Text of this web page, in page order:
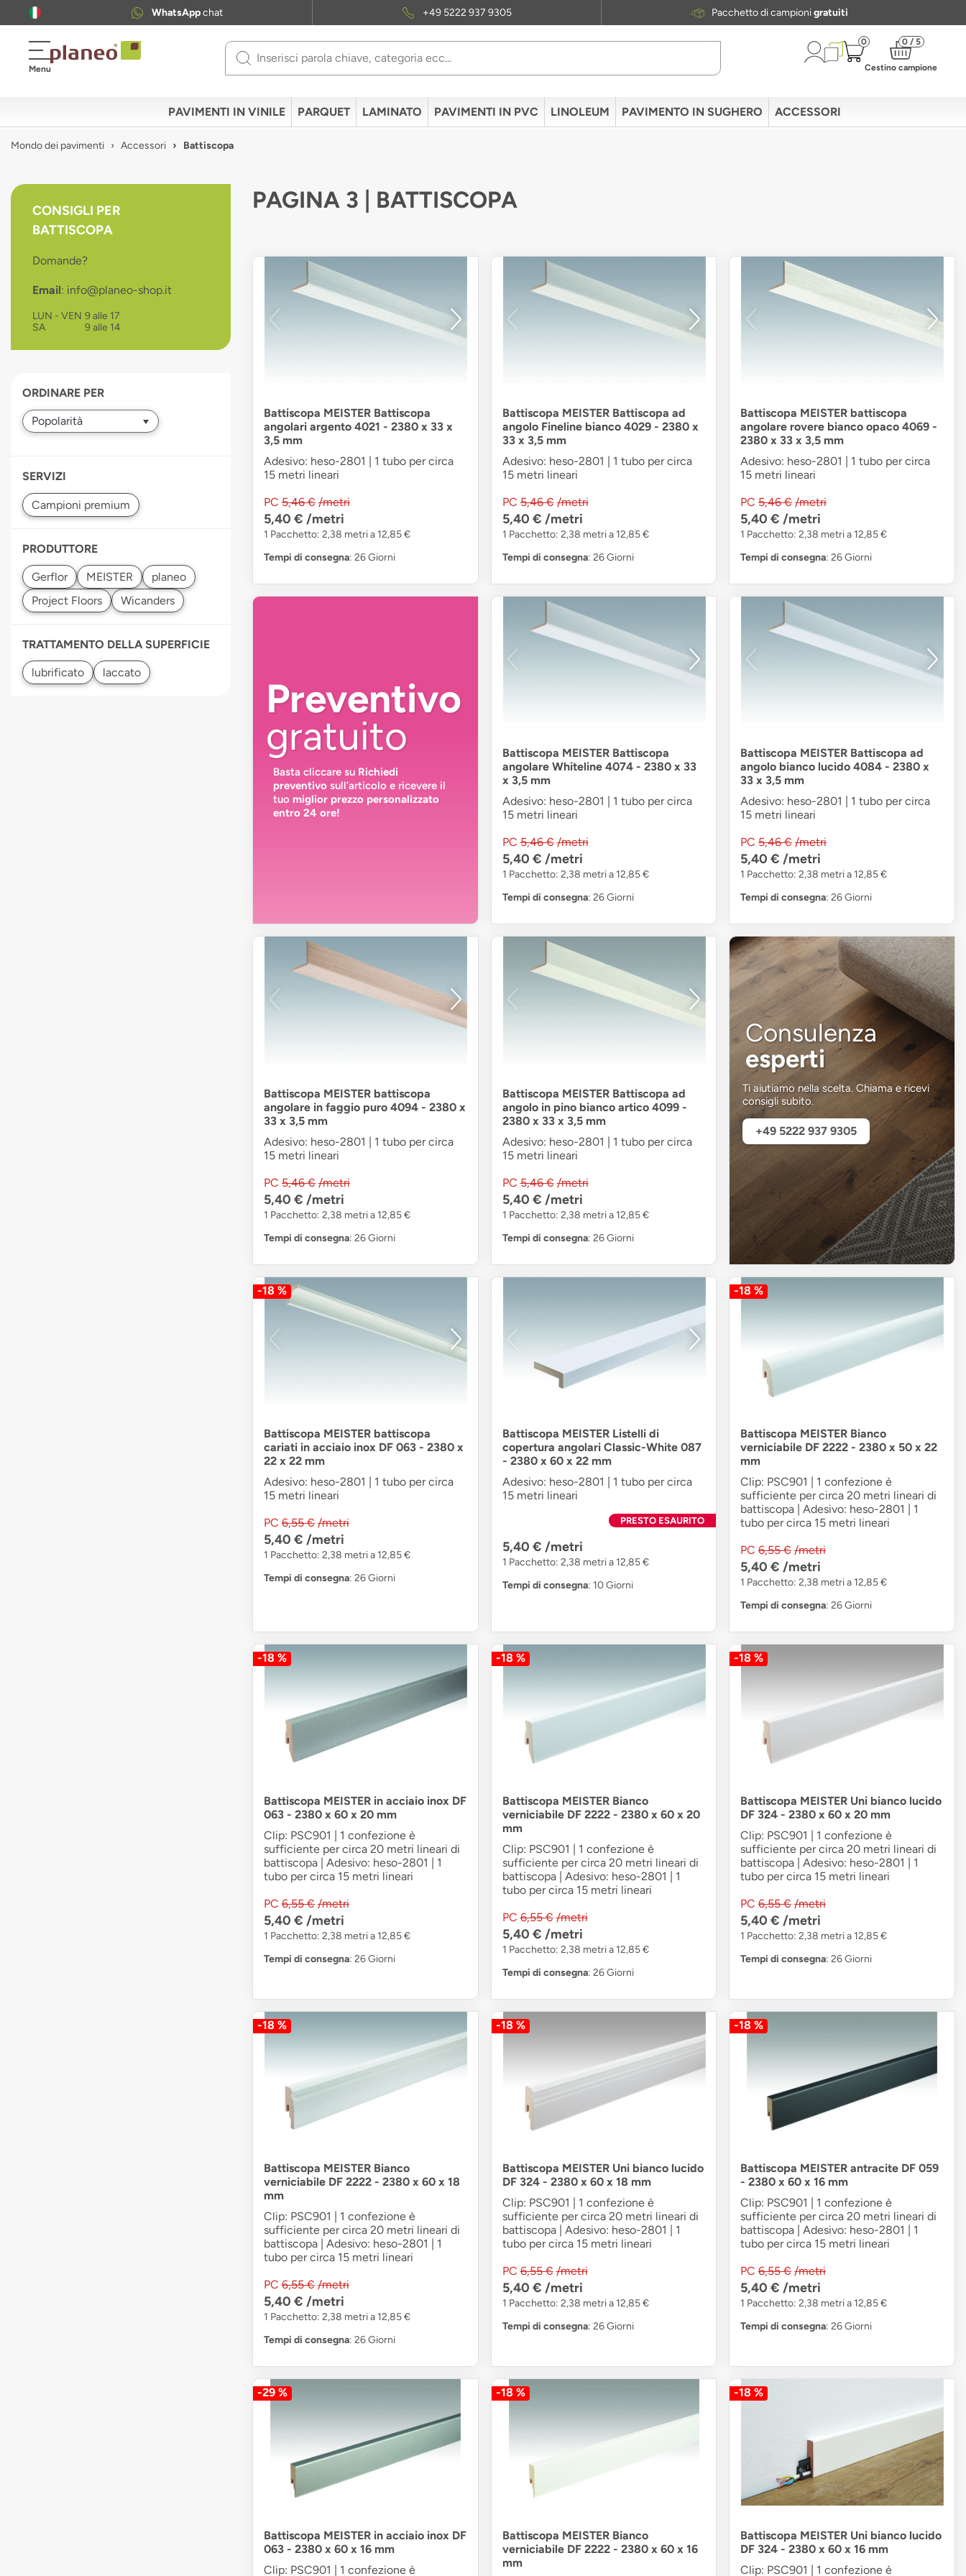
WhatsAppchat +49 5222 937 9305 Pacchetto di campionigratuiti
Menu
Use
down
arrows
Press
gestures.
0 0 / 5
Cestino campione
PAVIMENTI IN VINILE PARQUET LAMINATO PAVIMENTI IN PVC LINOLEUM PAVIMENTO IN SUGHERO ACCESSORI
Mondo dei pavimenti Accessori Battiscopa
CONSIGLI PER
BATTISCOPA
Domande?
Email: info@planeo-shop.it
LUN - VEN 9 alle 17
SA
9 alle 14
ORDINARE PER
SERVIZI
PRODUTTORE
TRATTAMENTO DELLA SUPERFICIE
PAGINA 3 | BATTISCOPA
Battiscopa MEISTER Battiscopa
angolari argento 4021 - 2380 x 33 x
3,5 mm
Adesivo: heso-2801 | 1 tubo per circa
15 metri lineari
PC 5,46 € /metri
5,40 € /metri
1 Pacchetto: 2,38 metri a 12,85 €
Tempi di consegna: 26 Giorni
Battiscopa MEISTER Battiscopa ad
angolo Fineline bianco 4029 - 2380 x
33 x 3,5 mm
Adesivo: heso-2801 | 1 tubo per circa
15 metri lineari
PC 5,46 € /metri
5,40 € /metri
1 Pacchetto: 2,38 metri a 12,85 €
Tempi di consegna: 26 Giorni
Battiscopa MEISTER battiscopa
angolare rovere bianco opaco 4069 -
2380 x 33 x 3,5 mm
Adesivo: heso-2801 | 1 tubo per circa
15 metri lineari
PC 5,46 € /metri
5,40 € /metri
1 Pacchetto: 2,38 metri a 12,85 €
Tempi di consegna: 26 Giorni
Preventivo
gratuito
Basta cliccare su Richiedi
preventivo sull’articolo e ricevere il
tuomiglior prezzo personalizzato
entro 24 ore!
Battiscopa MEISTER Battiscopa
angolare Whiteline 4074 - 2380 x 33
x 3,5 mm
Adesivo: heso-2801 | 1 tubo per circa
15 metri lineari
PC 5,46 € /metri
5,40 € /metri
1 Pacchetto: 2,38 metri a 12,85 €
Tempi di consegna: 26 Giorni
Battiscopa MEISTER Battiscopa ad
angolo bianco lucido 4084 - 2380 x
33 x 3,5 mm
Adesivo: heso-2801 | 1 tubo per circa
15 metri lineari
PC 5,46 € /metri
5,40 € /metri
1 Pacchetto: 2,38 metri a 12,85 €
Tempi di consegna: 26 Giorni
Battiscopa MEISTER battiscopa
angolare in faggio puro 4094 - 2380 x
33 x 3,5 mm
Adesivo: heso-2801 | 1 tubo per circa
15 metri lineari
PC 5,46 € /metri
5,40 € /metri
1 Pacchetto: 2,38 metri a 12,85 €
Tempi di consegna: 26 Giorni
Battiscopa MEISTER Battiscopa ad
angolo in pino bianco artico 4099 -
2380 x 33 x 3,5 mm
Adesivo: heso-2801 | 1 tubo per circa
15 metri lineari
PC 5,46 € /metri
5,40 € /metri
1 Pacchetto: 2,38 metri a 12,85 €
Tempi di consegna: 26 Giorni
Consulenza
esperti
Ti aiutiamo nella scelta. Chiama e ricevi
consigli subito.
+49 5222 937 9305
-18 %
Battiscopa MEISTER battiscopa
cariati in acciaio inox DF 063 - 2380 x
22 x 22 mm
Adesivo: heso-2801 | 1 tubo per circa
15 metri lineari
PC 6,55 € /metri
5,40 € /metri
1 Pacchetto: 2,38 metri a 12,85 €
Tempi di consegna: 26 Giorni
Battiscopa MEISTER Listelli di
copertura angolari Classic-White 087
- 2380 x 60 x 22 mm
Adesivo: heso-2801 | 1 tubo per circa
15 metri lineari
PRESTO ESAURITO
5,40 € /metri
1 Pacchetto: 2,38 metri a 12,85 €
Tempi di consegna: 10 Giorni
-18 %
Battiscopa MEISTER Bianco
verniciabile DF 2222 - 2380 x 50 x 22
mm
Clip: PSC901 | 1 confezione è
sufficiente per circa 20 metri lineari di
battiscopa | Adesivo: heso-2801 | 1
tubo per circa 15 metri lineari
PC 6,55 € /metri
5,40 € /metri
1 Pacchetto: 2,38 metri a 12,85 €
Tempi di consegna: 26 Giorni
-18 %
Battiscopa MEISTER in acciaio inox DF
063 - 2380 x 60 x 20 mm
Clip: PSC901 | 1 confezione è
sufficiente per circa 20 metri lineari di
battiscopa | Adesivo: heso-2801 | 1
tubo per circa 15 metri lineari
PC 6,55 € /metri
5,40 € /metri
1 Pacchetto: 2,38 metri a 12,85 €
Tempi di consegna: 26 Giorni
-18 %
Battiscopa MEISTER Bianco
verniciabile DF 2222 - 2380 x 60 x 20
mm
Clip: PSC901 | 1 confezione è
sufficiente per circa 20 metri lineari di
battiscopa | Adesivo: heso-2801 | 1
tubo per circa 15 metri lineari
PC 6,55 € /metri
5,40 € /metri
1 Pacchetto: 2,38 metri a 12,85 €
Tempi di consegna: 26 Giorni
-18 %
Battiscopa MEISTER Uni bianco lucido
DF 324 - 2380 x 60 x 20 mm
Clip: PSC901 | 1 confezione è
sufficiente per circa 20 metri lineari di
battiscopa | Adesivo: heso-2801 | 1
tubo per circa 15 metri lineari
PC 6,55 € /metri
5,40 € /metri
1 Pacchetto: 2,38 metri a 12,85 €
Tempi di consegna: 26 Giorni
-18 %
Battiscopa MEISTER Bianco
verniciabile DF 2222 - 2380 x 60 x 18
mm
Clip: PSC901 | 1 confezione è
sufficiente per circa 20 metri lineari di
battiscopa | Adesivo: heso-2801 | 1
tubo per circa 15 metri lineari
PC 6,55 € /metri
5,40 € /metri
1 Pacchetto: 2,38 metri a 12,85 €
Tempi di consegna: 26 Giorni
-18 %
Battiscopa MEISTER Uni bianco lucido
DF 324 - 2380 x 60 x 18 mm
Clip: PSC901 | 1 confezione è
sufficiente per circa 20 metri lineari di
battiscopa | Adesivo: heso-2801 | 1
tubo per circa 15 metri lineari
PC 6,55 € /metri
5,40 € /metri
1 Pacchetto: 2,38 metri a 12,85 €
Tempi di consegna: 26 Giorni
-18 %
Battiscopa MEISTER antracite DF 059
- 2380 x 60 x 16 mm
Clip: PSC901 | 1 confezione è
sufficiente per circa 20 metri lineari di
battiscopa | Adesivo: heso-2801 | 1
tubo per circa 15 metri lineari
PC 6,55 € /metri
5,40 € /metri
1 Pacchetto: 2,38 metri a 12,85 €
Tempi di consegna: 26 Giorni
-29 %
Battiscopa MEISTER in acciaio inox DF
063 - 2380 x 60 x 16 mm
Clip: PSC901 | 1 confezione è
-18 %
Battiscopa MEISTER Bianco
verniciabile DF 2222 - 2380 x 60 x 16
mm
-18 %
Battiscopa MEISTER Uni bianco lucido
DF 324 - 2380 x 60 x 16 mm
Clip: PSC901 | 1 confezione è